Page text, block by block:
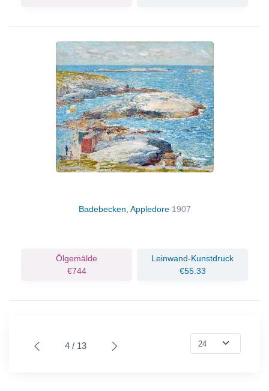
Badebecken, Appledore 1907
Ölgemälde
€744
Leinwand-Kunstdruck
€55.33
4 / 13